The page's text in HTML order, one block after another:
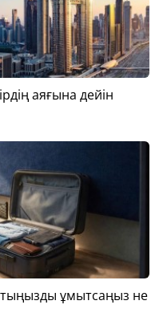
аяғына дейін
ұмытсаңыз не